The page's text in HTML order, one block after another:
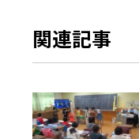
関連記事